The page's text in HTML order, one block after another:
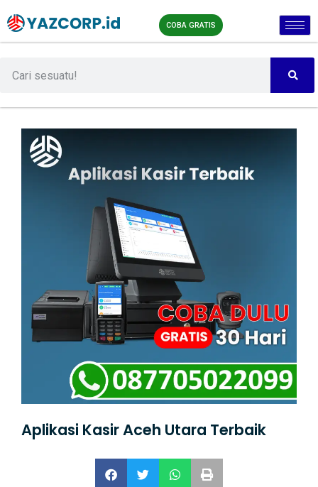
COBA GRATIS
Aplikasi Kasir Aceh Utara Terbaik